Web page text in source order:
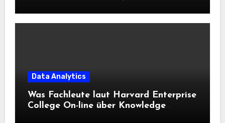
Data Analytics
Was Fachleute laut Harvard Enterprise
College On-line über Knowledge